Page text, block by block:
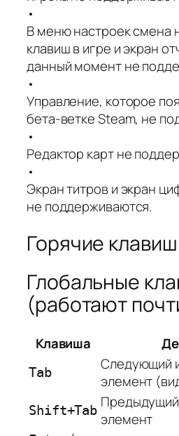
•
В меню настроек смена
клавиш в игре и экран
данный момент не
•
Управление, которое
бета-ветке Steam, не
•
Редактор карт не
•
Экран титров и экран
не поддерживаются.
Горячие
Глобальные
(работают
Клавиша
Tab
Следующий
элемент
Shift+Tab элемент